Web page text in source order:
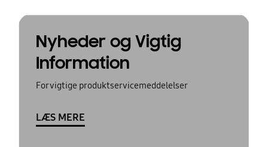
Nyheder og Vigtig
Information
For vigtige produktservicemeddelelser
LÆS MERE